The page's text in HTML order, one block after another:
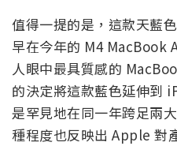
值得一提的是，這款天藍
早在今年的 M4 MacBook
人眼中最具質感的
的決定將這款藍色延伸到
是罕見地在同一年跨足兩
種程度也反映出 Apple 對